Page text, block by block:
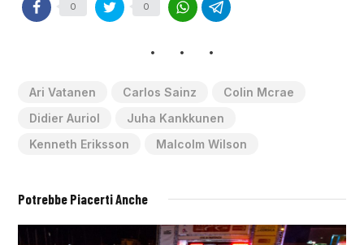
0 0
Ari Vatanen Carlos Sainz
Colin Mcrae
Didier Auriol
Juha Kankkunen
Kenneth Eriksson
Malcolm Wilson
Potrebbe Piacerti Anche